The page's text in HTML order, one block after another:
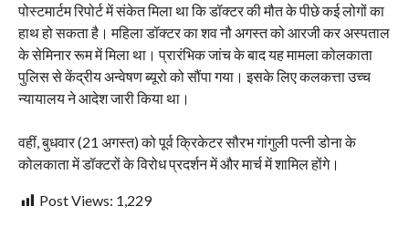
पोस्टमार्टम रिपोर्ट में संकेत मिला था कि डॉक्टर की मौत के पीछे कई लोगों का
हाथ हो सकता है। महिला डॉक्टर का शव नौ अगस्त को आरजी कर अस्पताल
के सेमिनार रूम में मिला था। प्रारंभिक जांच के बाद यह मामला कोलकाता
पुलिस से केंद्रीय अन्वेषण ब्यूरो को सौंपा गया। इसके लिए कलकत्ता उच्च
न्यायालय ने आदेश जारी किया था।
वहीं, बुधवार (21 अगस्त) को पूर्व क्रिकेटर सौरभ गांगुली पत्नी डोना के
कोलकाता में डॉक्टरों के विरोध प्रदर्शन में और मार्च में शामिल होंगे।
Post Views: 1,229